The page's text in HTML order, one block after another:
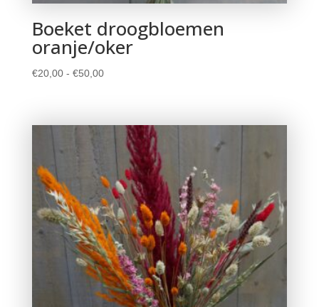
Boeket droogbloemen
oranje/oker
€20,00 - €50,00Prijsklasse: